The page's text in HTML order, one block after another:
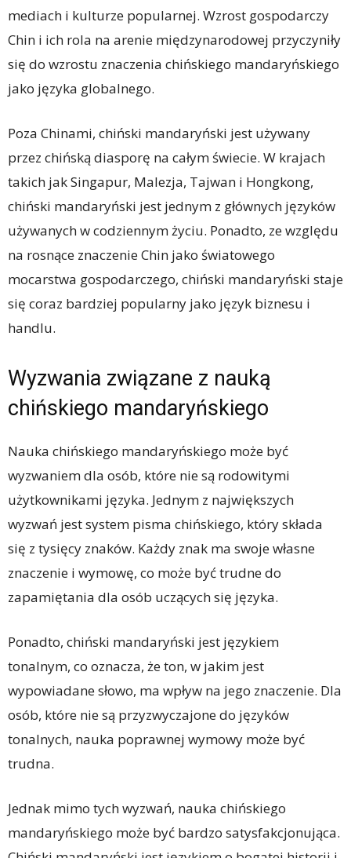
mediach i kulturze popularnej. Wzrost gospodarczy
Chin i ich rola na arenie międzynarodowej przyczyniły
się do wzrostu znaczenia chińskiego mandaryńskiego
jako języka globalnego.
Poza Chinami, chiński mandaryński jest używany
przez chińską diasporę na całym świecie. W krajach
takich jak Singapur, Malezja, Tajwan i Hongkong,
chiński mandaryński jest jednym z głównych języków
używanych w codziennym życiu. Ponadto, ze względu
na rosnące znaczenie Chin jako światowego
mocarstwa gospodarczego, chiński mandaryński staje
się coraz bardziej popularny jako język biznesu i
handlu.
Wyzwania związane z nauką
chińskiego mandaryńskiego
Nauka chińskiego mandaryńskiego może być
wyzwaniem dla osób, które nie są rodowitymi
użytkownikami języka. Jednym z największych
wyzwań jest system pisma chińskiego, który składa
się z tysięcy znaków. Każdy znak ma swoje własne
znaczenie i wymowę, co może być trudne do
zapamiętania dla osób uczących się języka.
Ponadto, chiński mandaryński jest językiem
tonalnym, co oznacza, że ton, w jakim jest
wypowiadane słowo, ma wpływ na jego znaczenie. Dla
osób, które nie są przyzwyczajone do języków
tonalnych, nauka poprawnej wymowy może być
trudna.
Jednak mimo tych wyzwań, nauka chińskiego
mandaryńskiego może być bardzo satysfakcjonująca.